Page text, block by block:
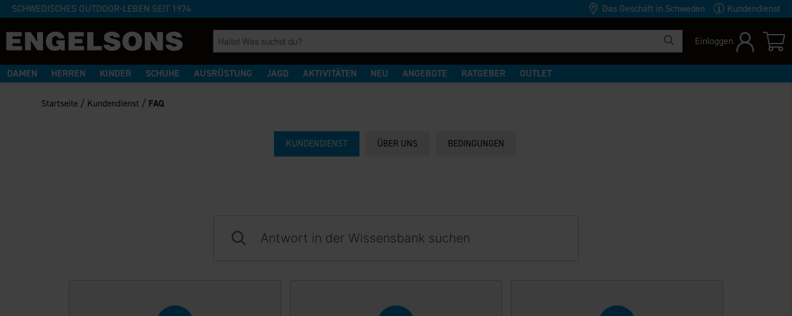
SCHWEDISCHES OUTDOOR-LEBEN SEIT 1974 Das Geschäft in Schweden Kundendienst
Einloggen
DAMEN HERREN KINDER SCHUHE AUSRÜSTUNG JAGD AKTIVITÄTEN NEU ANGEBOTE RATGEBER OUTLET
Startseite / Kundendienst / FAQ
KUNDENDIENST ÜBER UNS BEDINGUNGEN